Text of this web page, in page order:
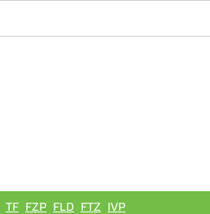
TF FZP FLD FTZ IVP